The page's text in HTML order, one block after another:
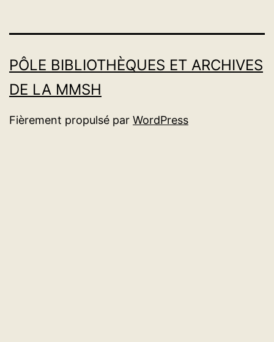
PÔLE BIBLIOTHÈQUES ET ARCHIVES
DE LA MMSH
Fièrement propulsé par WordPress